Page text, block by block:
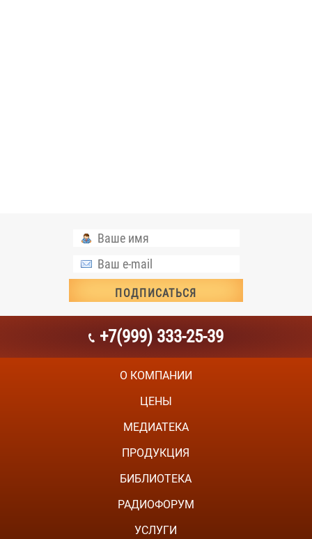
+7(999) 333-25-39
О КОМПАНИИ
ЦЕНЫ
МЕДИАТЕКА
ПРОДУКЦИЯ
БИБЛИОТЕКА
РАДИОФОРУМ
УСЛУГИ